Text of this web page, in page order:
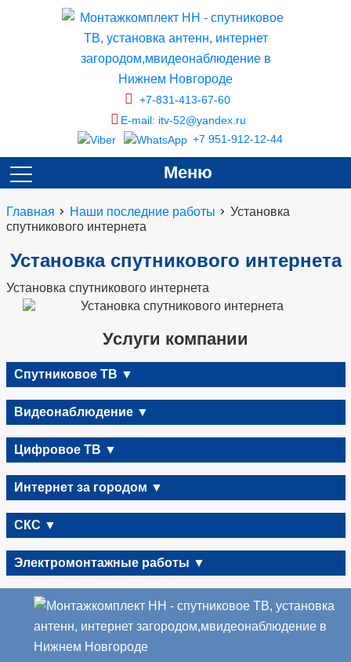
+7-831-413-67-60
E-mail: itv-52@yandex.ru
+7 951-912-12-44
Меню
Главная Наши последние работы
Установка
спутникового интернета
Установка спутникового интернета
Установка спутникового интернета
Услуги компании
Спутниковое ТВ ▼
Видеонаблюдение ▼
Цифровое ТВ ▼
Интернет за городом ▼
СКС ▼
Электромонтажные работы ▼